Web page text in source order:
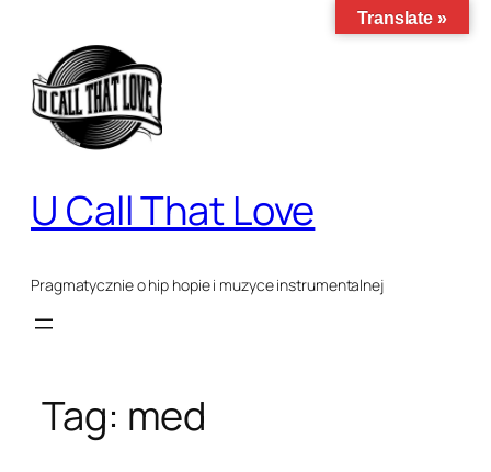
treści
U Call That Love
Pragmatycznie o hip hopie i muzyce instrumentalnej
Tag: med
Translate »